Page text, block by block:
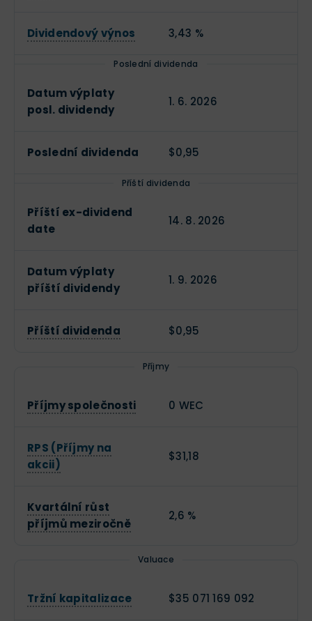
Dividendový výnos 3,43 %
Poslední dividenda
Datum výplaty
posl. dividendy
1. 6. 2026
Poslední dividenda $0,95
Příští dividenda
Příští ex-dividend
date
14. 8. 2026
Datum výplaty
příští dividendy
1. 9. 2026
Příští dividenda $0,95
Příjmy
Příjmy společnosti 0 WEC
RPS (Příjmy na
akcii)
$31,18
Kvartální růst
příjmů meziročně
2,6 %
Valuace
Tržní kapitalizace $35 071 169 092